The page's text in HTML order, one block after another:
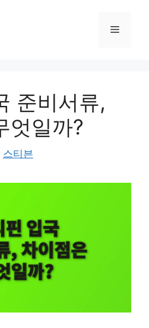
메
준비서류,
엇일까?
스티븐